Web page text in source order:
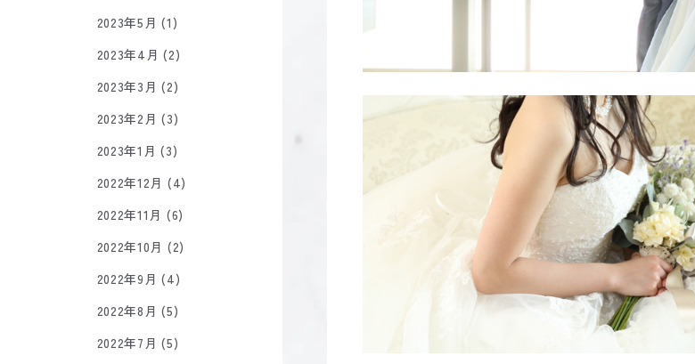
2023年5月 (1)
2023年4月 (2)
2023年3月 (2)
2023年2月 (3)
2023年1月 (3)
2022年12月 (4)
2022年11月 (6)
2022年10月 (2)
2022年9月 (4)
2022年8月 (5)
2022年7月 (5)